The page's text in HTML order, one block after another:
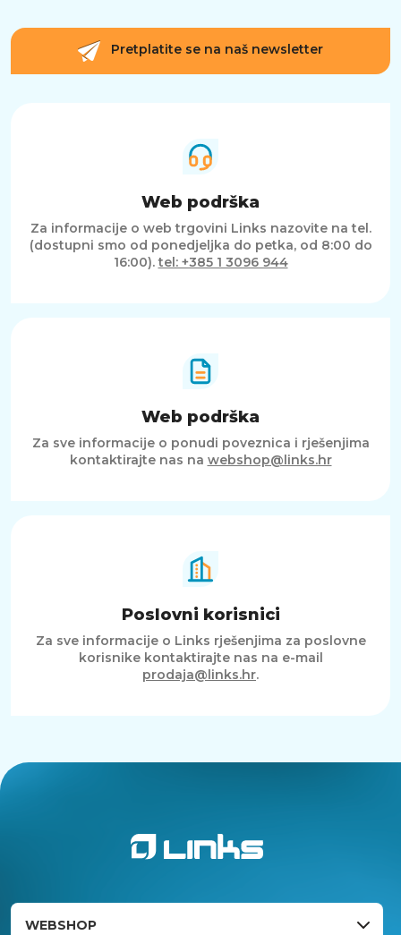
Pretplatite se na naš newsletter
Web podrška
Za informacije o web trgovini Links nazovite na tel.
(dostupni smo od ponedjeljka do petka, od 8:00 do
16:00).tel: +385 1 3096 944
Web podrška
Za sve informacije o ponudi poveznica i rješenjima
kontaktirajte nas na webshop@links.hr
Poslovni korisnici
Za sve informacije o Links rješenjima za poslovne
korisnike kontaktirajte nas na e-mail
prodaja@links.hr.
WEBSHOP